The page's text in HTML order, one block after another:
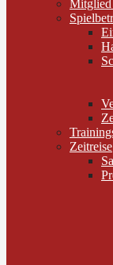
Mitglied
Zeitreise